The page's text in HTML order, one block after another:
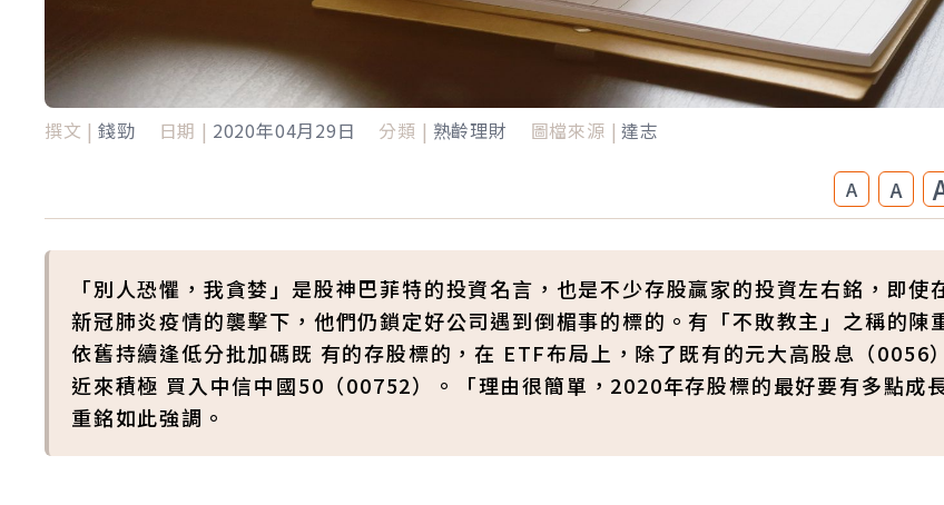
撰文 | 錢勁 日期 | 2020年04月29日 分類 | 熟齡理財 圖檔來源 | 達志
A A
「別人恐懼，我貪婪」是股神巴菲特的投資名言，也是不少存股贏家的投資左右銘，即使
新冠肺炎疫情的襲擊下，他們仍鎖定好公司遇到倒楣事的標的。有「不敗教主」之稱的陳
依舊持續逢低分批加碼既 有的存股標的，在 ETF布局上，除了既有的元大高股息（0056
近來積極 買入中信中國50（00752）。「理由很簡單，2020年存股標的最好要有多點成
重銘如此強調。